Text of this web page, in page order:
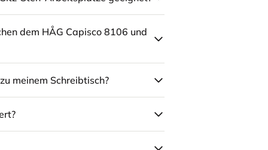
dem HÅG Capisco 8106 und
meinem Schreibtisch?